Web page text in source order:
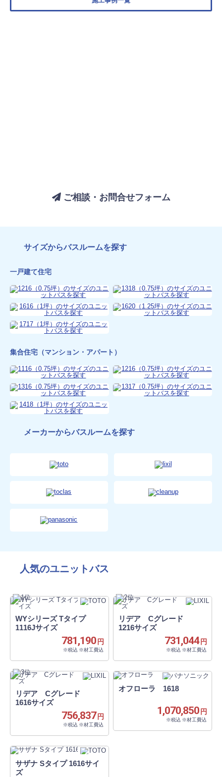
ご相談・お問合せフォーム
サイズからバスルームを探す
一戸建て住宅
集合住宅（マンション・アパート）
メーカーからバスルームを探す
人気のユニットバス
WYシリーズ Tタイプ
1116Jサイズ
781,190円
※税込 ※材工費込
リデア Cグレード
1216サイズ
731,044円
※税込 ※材工費込
リデア Cグレード
1616サイズ
756,837円
※税込 ※材工費込
オフローラ 1618
1,070,850円
※税込 ※材工費込
サザナ Sタイプ 1616サイ
ズ